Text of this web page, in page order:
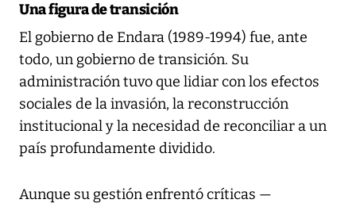
Una figura de transición
El gobierno de Endara (1989-1994) fue, ante
todo, un gobierno de transición. Su
administración tuvo que lidiar con los efectos
sociales de la invasión, la reconstrucción
institucional y la necesidad de reconciliar a un
país profundamente dividido.
Aunque su gestión enfrentó críticas —